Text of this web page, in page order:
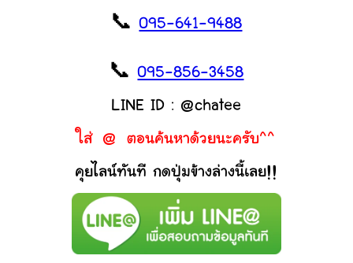
📞095-641-9488
📞095-856-3458
LINE ID : @chatee
ใส่ @ ตอนค้นหาด้วยนะครับ^^
คุยไลน์ทันที กดปุ่มข้างล่างนี้เลย!!